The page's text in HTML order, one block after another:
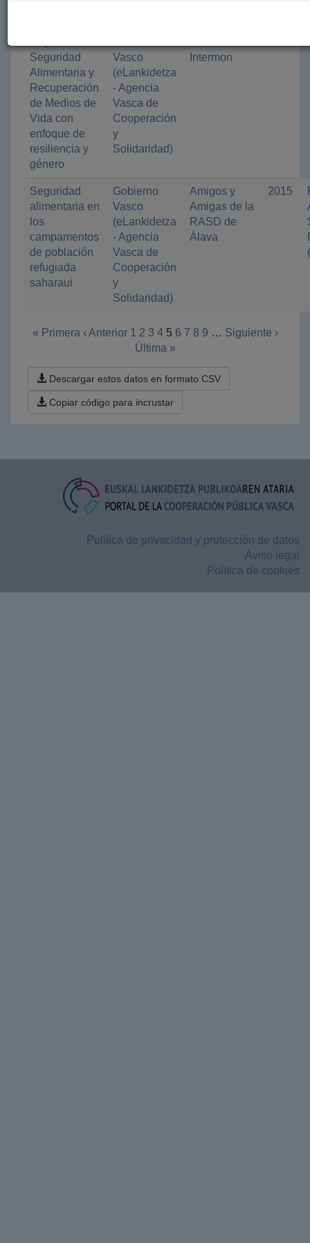
Seguridad
Alimentaria y
Recuperación
de Medios de
Vida con
enfoque de
resiliencia y
género
Vasco
(eLankidetza
- Agencia
Vasca de
Cooperación
y
Solidaridad)
Intermon
Seguridad
alimentaria en
los
campamentos
de población
refugiada
saharaui
Gobierno
Vasco
(eLankidetza
- Agencia
Vasca de
Cooperación
y
Solidaridad)
Amigos y
Amigas de la
RASD de
Álava
2015
« Primera ‹ Anterior 1 2 3 4 5 6 7 8 9 … Siguiente ›
Última »
Descargar estos datos en formato CSV
Copiar código para incrustar
Política de privacidad y protección de datos
Aviso legal
Política de cookies